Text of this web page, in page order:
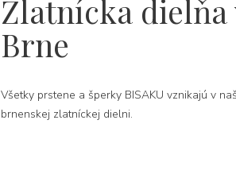
Zlatnícka dielňa
Brne
Všetky prstene a šperky BISAKU vznikajú v
brnenskej zlatníckej dielni.